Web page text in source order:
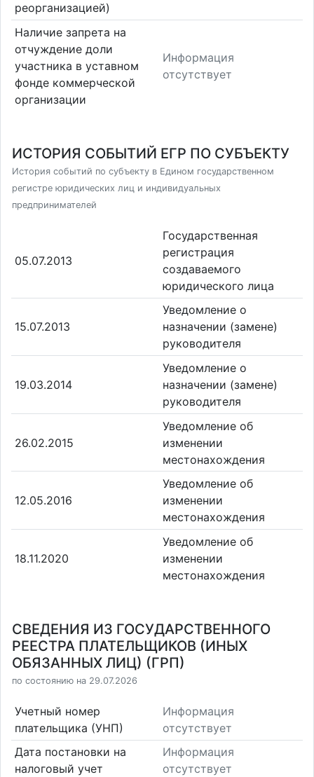
реорганизацией)
Наличие запрета на
отчуждение доли
участника в уставном
фонде коммерческой
организации
Информация
отсутствует
ИСТОРИЯ СОБЫТИЙ ЕГР ПО СУБЪЕКТУ
История событий по субъекту в Едином государственном
регистре юридических лиц и индивидуальных
предпринимателей
05.07.2013
Государственная
регистрация
создаваемого
юридического лица
15.07.2013
Уведомление о
назначении (замене)
руководителя
19.03.2014
Уведомление о
назначении (замене)
руководителя
26.02.2015
Уведомление об
изменении
местонахождения
12.05.2016
Уведомление об
изменении
местонахождения
18.11.2020
Уведомление об
изменении
местонахождения
СВЕДЕНИЯ ИЗ ГОСУДАРСТВЕННОГО
РЕЕСТРА ПЛАТЕЛЬЩИКОВ (ИНЫХ
ОБЯЗАННЫХ ЛИЦ) (ГРП)
по состоянию на 29.07.2026
Учетный номер
плательщика (УНП)
Информация
отсутствует
Дата постановки на
налоговый учет
Информация
отсутствует